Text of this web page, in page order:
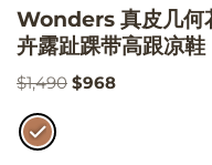
Wonders 真皮几何
卉露趾踝带高跟凉鞋
$1,490 $968